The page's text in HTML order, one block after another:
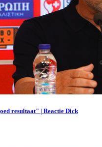
resultaat" | Reactie Dick